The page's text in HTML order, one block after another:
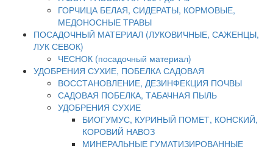
ГОРЧИЦА БЕЛАЯ, СИДЕРАТЫ, КОРМОВЫЕ,
МЕДОНОСНЫЕ ТРАВЫ
ПОСАДОЧНЫЙ МАТЕРИАЛ (ЛУКОВИЧНЫЕ, САЖЕНЦЫ,
ЛУК СЕВОК)
ЧЕСНОК (посадочный материал)
УДОБРЕНИЯ СУХИЕ, ПОБЕЛКА САДОВАЯ
ВОССТАНОВЛЕНИЕ, ДЕЗИНФЕКЦИЯ ПОЧВЫ
САДОВАЯ ПОБЕЛКА, ТАБАЧНАЯ ПЫЛЬ
УДОБРЕНИЯ СУХИЕ
БИОГУМУС, КУРИНЫЙ ПОМЕТ, КОНСКИЙ,
КОРОВИЙ НАВОЗ
МИНЕРАЛЬНЫЕ ГУМАТИЗИРОВАННЫЕ